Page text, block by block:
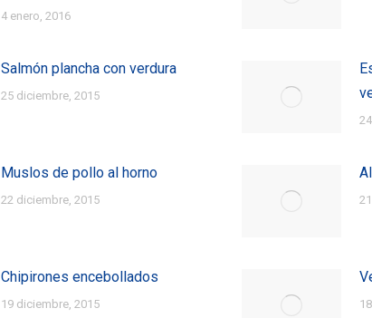
4 enero, 2016
Salmón plancha con verdura
25 diciembre, 2015
Muslos de pollo al horno
22 diciembre, 2015
Chipirones encebollados
19 diciembre, 2015